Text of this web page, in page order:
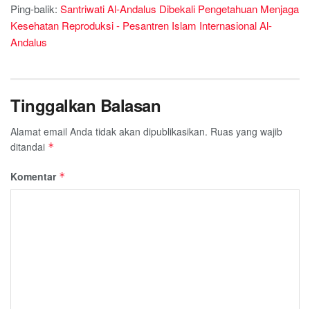
Ping-balik: Santriwati Al-Andalus Dibekali Pengetahuan Menjaga
Kesehatan Reproduksi - Pesantren Islam Internasional Al-
Andalus
Tinggalkan Balasan
Alamat email Anda tidak akan dipublikasikan. Ruas yang wajib
ditandai *
Komentar *